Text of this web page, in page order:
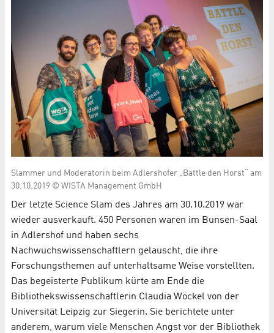
Slammer und Moderatorin beim Adlershofer „Battle den Horst“ am
30.10.2019 © WISTA Management GmbH
Der letzte Science Slam des Jahres am 30.10.2019 war
wieder ausverkauft. 450 Personen waren im Bunsen-Saal
in Adlershof und haben sechs
Nachwuchswissenschaftlern gelauscht, die ihre
Forschungsthemen auf unterhaltsame Weise vorstellten.
Das begeisterte Publikum kürte am Ende die
Bibliothekswissenschaftlerin Claudia Wöckel von der
Universität Leipzig zur Siegerin. Sie berichtete unter
anderem, warum viele Menschen Angst vor der Bibliothek